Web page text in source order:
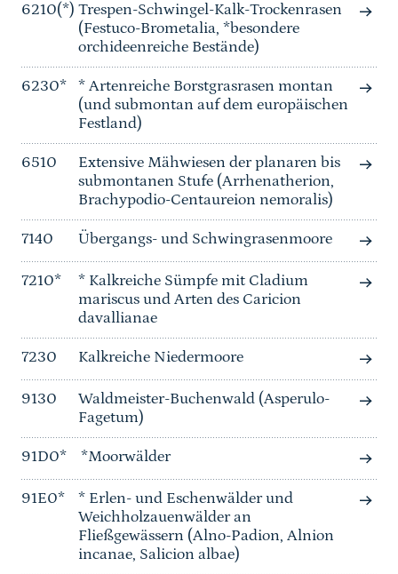
6210(*) Trespen-Schwingel-Kalk-Trockenrasen
(Festuco-Brometalia, *besondere
orchideenreiche Bestände)
6230*
* Artenreiche Borstgrasrasen montan
(und submontan auf dem europäischen
Festland)
6510
Extensive Mähwiesen der planaren bis
submontanen Stufe (Arrhenatherion,
Brachypodio-Centaureion nemoralis)
7140 Übergangs- und Schwingrasenmoore
7210*
* Kalkreiche Sümpfe mit Cladium
mariscus und Arten des Caricion
davallianae
7230 Kalkreiche Niedermoore
9130
Waldmeister-Buchenwald (Asperulo-
Fagetum)
91D0* *Moorwälder
91E0*
* Erlen- und Eschenwälder und
Weichholzauenwälder an
Fließgewässern (Alno-Padion, Alnion
incanae, Salicion albae)